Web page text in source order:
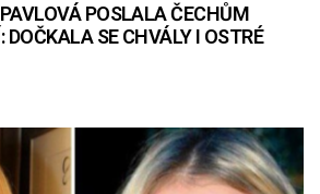
POSLALA ČECHŮM
SE CHVÁLY I OSTRÉ